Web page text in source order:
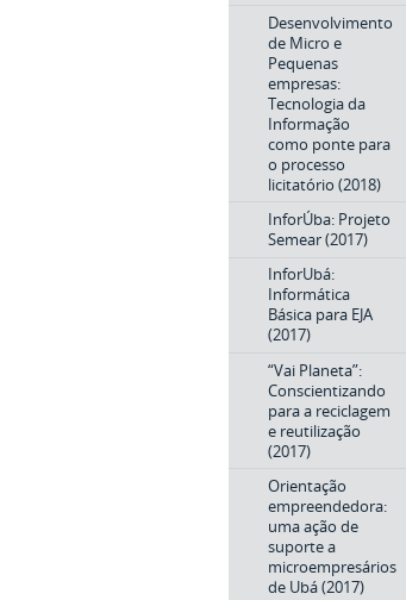
Desenvolvimento
de Micro e
Pequenas
empresas:
Tecnologia da
Informação
como ponte para
o processo
licitatório (2018)
InforÚba: Projeto
Semear (2017)
InforUbá:
Informática
Básica para EJA
(2017)
“Vai Planeta”:
Conscientizando
para a reciclagem
e reutilização
(2017)
Orientação
empreendedora:
uma ação de
suporte a
microempresários
de Ubá (2017)